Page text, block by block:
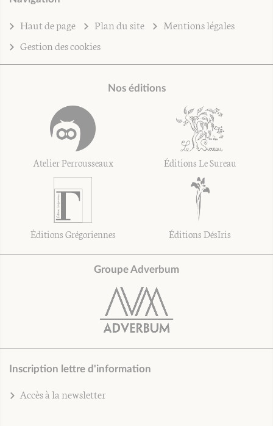
Haut de page Plan du site
Mentions légales
Gestion des cookies
Nos éditions
Atelier Perrousseaux Éditions Le Sureau
Éditions Grégoriennes Éditions DésIris
Groupe Adverbum
Inscription lettre d'information
Accès à la newsletter